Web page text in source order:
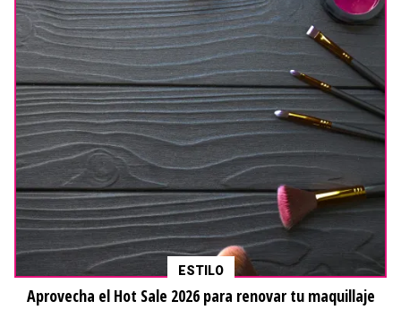
ESTILO
Aprovecha el Hot Sale 2026 para renovar tu maquillaje